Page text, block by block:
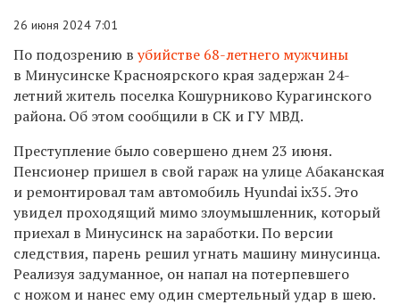
26 июня 2024 7:01
По подозрению в убийстве 68-летнего мужчины
в Минусинске Красноярского края задержан 24-
летний житель поселка Кошурниково Курагинского
района. Об этом сообщили в СК и ГУ МВД.
Преступление было совершено днем 23 июня.
Пенсионер пришел в свой гараж на улице Абаканская
и ремонтировал там автомобиль Hyundaiix35. Это
увидел проходящий мимо злоумышленник, который
приехал в Минусинск на заработки. По версии
следствия, парень решил угнать машину минусинца.
Реализуя задуманное, он напал на потерпевшего
с ножом и нанес ему один смертельный удар в шею.